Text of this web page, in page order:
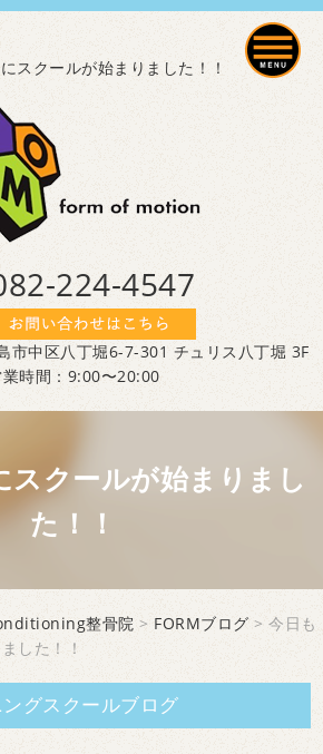
スクールが始まりました！！
224-4547
市中区八丁堀6-7-301 チュリス八丁堀 3F
時間：9:00〜20:00
スクールが始まりまし
た！！
整骨院 > FORMブログ > 今日も
した！！
グスクールブログ